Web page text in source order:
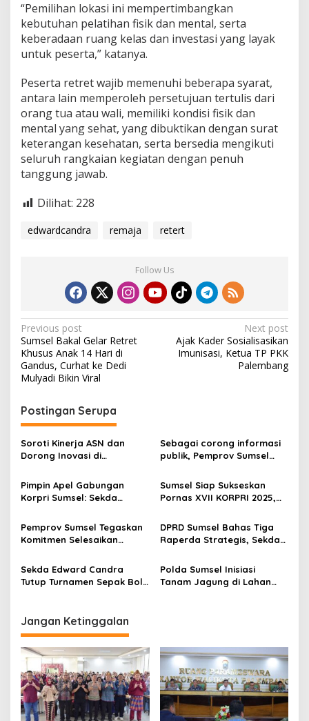
“Pemilihan lokasi ini mempertimbangkan
kebutuhan pelatihan fisik dan mental, serta
keberadaan ruang kelas dan investasi yang layak
untuk peserta,” katanya.
Peserta retret wajib memenuhi beberapa syarat,
antara lain memperoleh persetujuan tertulis dari
orang tua atau wali, memiliki kondisi fisik dan
mental yang sehat, yang dibuktikan dengan surat
keterangan kesehatan, serta bersedia mengikuti
seluruh rangkaian kegiatan dengan penuh
tanggung jawab.
Dilihat: 228
edwardcandra remaja retert
Follow Us
P
o
s
n
a
v
g
a
t
i
o
n
Previous post
Sumsel Bakal Gelar Retret
Khusus Anak 14 Hari di
Gandus, Curhat ke Dedi
Mulyadi Bikin Viral
Next post
Ajak Kader Sosialisasikan
Imunisasi, Ketua TP PKK
Palembang
Postingan Serupa
Soroti Kinerja ASN dan
Dorong Inovasi di
Sebagai corong informasi
publik, Pemprov Sumsel
Pimpin Apel Gabungan
Korpri Sumsel: Sekda
Santunan bagi 125 ASN
Purna Tugas
Sumsel Siap Sukseskan
Pornas XVII KORPRI 2025,
Pastikan Persiapan Venue
dan Teknis Dimatangkan
Pemprov Sumsel Tegaskan
Komitmen Selesaikan
Kami Sudah Bersurat ke
BKN dan Menpan
DPRD Sumsel Bahas Tiga
Raperda Strategis, Sekda
Pandangan Fraksi
Sekda Edward Candra
Tutup Turnamen Sepak Bola
Polda Sumsel Inisiasi
Tanam Jagung di Lahan
Jangan Ketinggalan